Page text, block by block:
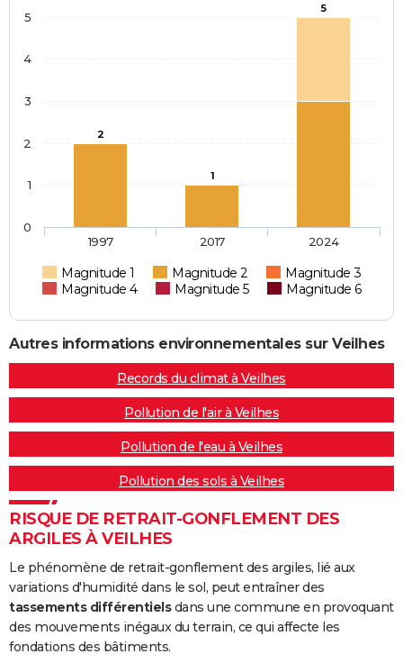
2
1
5
Magnitude 1 Magnitude 2
Magnitude 3
Magnitude 4
Magnitude 5 Magnitude 6
1997 2017 2024
0
1
2
3
4
5
Autres informations environnementales sur Veilhes
Records du climat à Veilhes
Pollution de l'air à Veilhes
Pollution de l'eau à Veilhes
Pollution des sols à Veilhes
RISQUE DE RETRAIT-GONFLEMENT DES
ARGILES À VEILHES
Le phénomène de retrait-gonflement des argiles, lié aux
variations d'humidité dans le sol, peut entraîner des
tassements différentielsdans une commune en provoquant
des mouvements inégaux du terrain, ce qui affecte les
fondations des bâtiments.